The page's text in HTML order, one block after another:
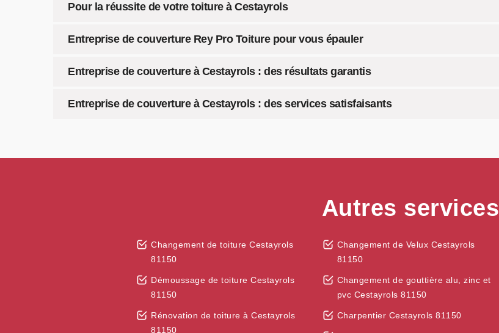
Pour la réussite de votre toiture à Cestayrols
Entreprise de couverture Rey Pro Toiture pour vous épauler
Entreprise de couverture à Cestayrols : des résultats garantis
Entreprise de couverture à Cestayrols : des services satisfaisants
Autres services
Changement de toiture Cestayrols
81150
Démoussage de toiture Cestayrols
81150
Rénovation de toiture à Cestayrols
81150
Changement de Velux Cestayrols
81150
Changement de gouttière alu, zinc et
pvc Cestayrols 81150
Charpentier Cestayrols 81150